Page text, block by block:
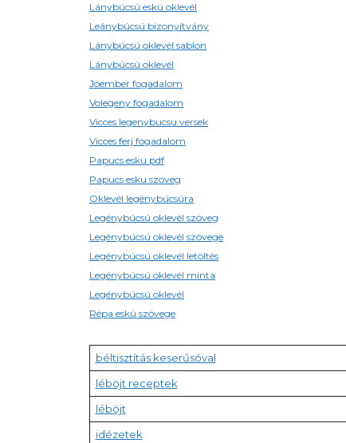
Lánybúcsú eskü oklevél
Leánybúcsú bizonyítvány
Lánybúcsú oklevél sablon
Lánybúcsú oklevél
Jóember fogadalom
Volegeny fogadalom
Vicces legenybucsu versek
Vicces ferj fogadalom
Papucs esku pdf
Papucs esku szoveg
Oklevél legénybúcsúra
Legénybúcsú oklevél szöveg
Legénybúcsú oklevél szövege
Legénybúcsú oklevél letöltés
Legénybúcsú oklevél minta
Legénybúcsú oklevél
Répa eskü szövege
béltisztítás keserűsóval
léböjt receptek
léböjt
idézetek